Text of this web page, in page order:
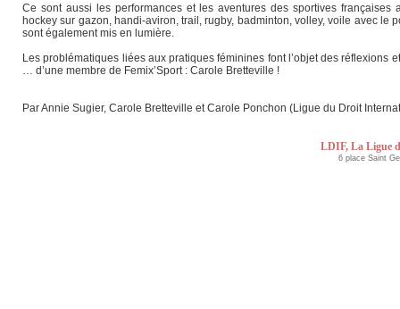
Ce sont aussi les performances et les aventures des sportives françaises
hockey sur gazon, handi-aviron, trail, rugby, badminton, volley, voile avec
sont également mis en lumière.
Les problématiques liées aux pratiques féminines font l’objet des réflexions
… d’une membre de Femix’Sport : Carole Bretteville !
Par Annie Sugier, Carole Bretteville et Carole Ponchon (Ligue du Droit
LDIF, La Ligue
6 place Saint